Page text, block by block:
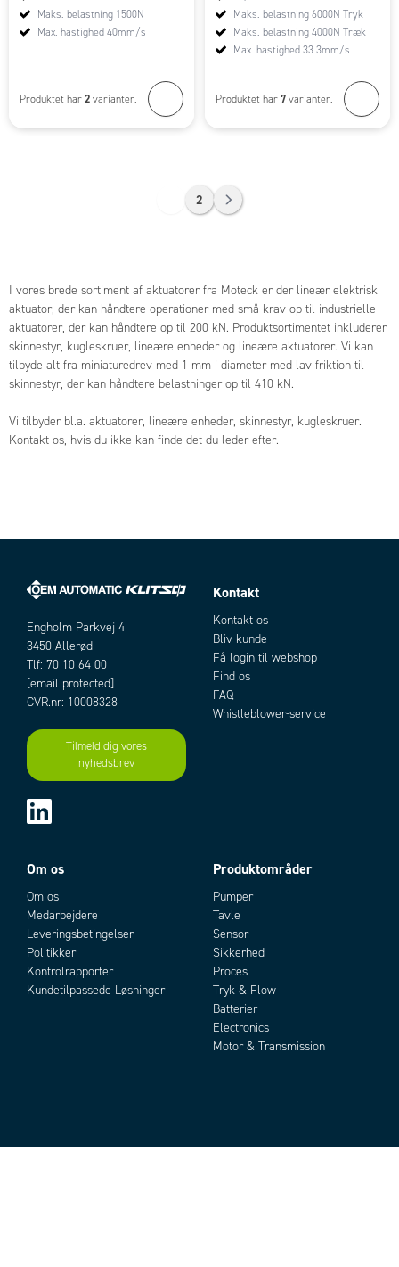
Maks. belastning 1500N
Max. hastighed 40mm/s
Produktet har 2 varianter.
Maks. belastning 6000N Tryk
Maks. belastning 4000N Træk
Max. hastighed 33.3mm/s
Produktet har 7 varianter.
2
I vores brede sortiment af aktuatorer fra Moteck er der lineær elektrisk
aktuator, der kan håndtere operationer med små krav op til industrielle
aktuatorer, der kan håndtere op til 200 kN. Produktsortimentet inkluderer
skinnestyr, kugleskruer, lineære enheder og lineære aktuatorer. Vi kan
tilbyde alt fra miniaturedrev med 1 mm i diameter med lav friktion til
skinnestyr, der kan håndtere belastninger op til 410 kN.
Vi tilbyder bl.a. aktuatorer, lineære enheder, skinnestyr, kugleskruer.
Kontakt os, hvis du ikke kan finde det du leder efter.
Engholm Parkvej 4
3450 Allerød
Tlf: 70 10 64 00
[email protected]
CVR.nr: 10008328
Tilmeld dig vores
nyhedsbrev
Kontakt
Kontakt os
Bliv kunde
Få login til webshop
Find os
FAQ
Whistleblower-service
Om os
Om os
Medarbejdere
Leveringsbetingelser
Politikker
Kontrolrapporter
Kundetilpassede Løsninger
Produktområder
Pumper
Tavle
Sensor
Sikkerhed
Proces
Tryk & Flow
Batterier
Electronics
Motor & Transmission